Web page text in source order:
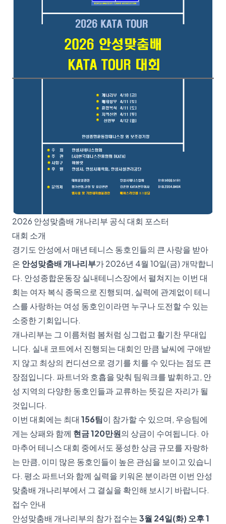
2026 안성맞춤배 개나리부 공식 대회 포스터
대회 소개
경기도 안성에서 매년 테니스 동호인들의 큰 사랑을 받아
온 안성맞춤배 개나리부가 2026년 4월 10일(금) 개막합니
다. 안성종합운동장 실내테니스장에서 펼쳐지는 이번 대
회는 여자 복식 종목으로 진행되며, 실력에 관계없이 테니
스를 사랑하는 여성 동호인이라면 누구나 도전할 수 있는
소중한 기회입니다.
개나리부는 그 이름처럼 봄처럼 싱그럽고 활기찬 무대입
니다. 실내 코트에서 진행되는 대회인 만큼 날씨에 구애받
지 않고 최상의 컨디션으로 경기를 치를 수 있다는 점도 큰
장점입니다. 파트너와 호흡을 맞춰 팀워크를 발휘하고, 안
성 지역의 다양한 동호인들과 교류하는 뜻깊은 자리가 될
것입니다.
이번 대회에는 최대 156팀이 참가할 수 있으며, 우승팀에
게는 상패와 함께 현금 120만원의 상금이 수여됩니다. 아
마추어 테니스 대회 중에서도 풍성한 상금 규모를 자랑하
는 만큼, 이미 많은 동호인들이 높은 관심을 보이고 있습니
다. 평소 파트너와 함께 실력을 키워온 분이라면 이번 안성
맞춤배 개나리부에서 그 결실을 확인해 보시기 바랍니다.
접수 안내
안성맞춤배 개나리부의 참가 접수는3월 24일(화) 오후 1